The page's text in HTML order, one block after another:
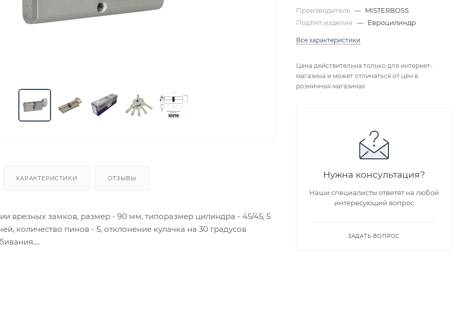
ХАРАКТЕРИСТИКИ ОТЗЫВЫ
врезных замков, размер - 90 мм, типоразмер цилиндра - 45/45, 5
количество пинов - 5, отклонение кулачка на 30 градусов
являются оптовыми и окончательными. После оформления заказа
Производитель — MISTERBOSS
Подтип изделия — Евроцилиндр
Все характеристики
Цена действительна только для интернет-
магазина и может отличаться от цен в
розничных магазинах
Нужна консультация?
Наши специалисты ответят на любой
интересующий вопрос
ЗАДАТЬ ВОПРОС